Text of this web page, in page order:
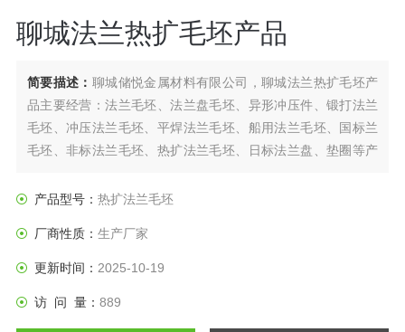
聊城法兰热扩毛坯产品
简要描述： 聊城储悦金属材料有限公司，聊城法兰热扩毛坯产
品主要经营：法兰毛坯、法兰盘毛坯、异形冲压件、锻打法兰
毛坯、冲压法兰毛坯、平焊法兰毛坯、船用法兰毛坯、国标兰
毛坯、非标法兰毛坯、热扩法兰毛坯、日标法兰盘、垫圈等产
产品型号： 热扩法兰毛坯
厂商性质： 生产厂家
更新时间： 2025-10-19
访 问 量： 889